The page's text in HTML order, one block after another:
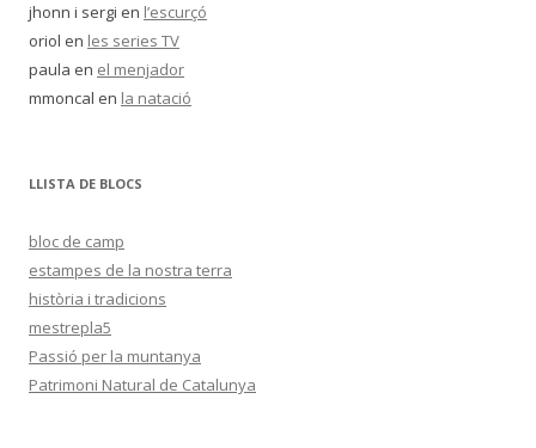
jhonn i sergi en l’escurçó
oriol en les series TV
paula en el menjador
mmoncal en la natació
LLISTA DE BLOCS
bloc de camp
estampes de la nostra terra
història i tradicions
mestrepla5
Passió per la muntanya
Patrimoni Natural de Catalunya